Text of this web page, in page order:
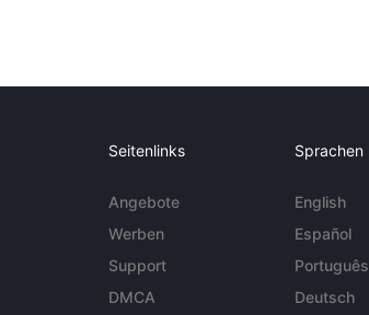
Seitenlinks
Angebote
Werben
Support
DMCA
Sprachen
English
Español
Português
Deutsch